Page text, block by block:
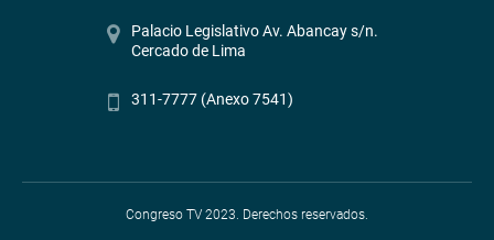
Palacio Legislativo Av. Abancay s/n.
Cercado de Lima
311-7777 (Anexo 7541)
Congreso TV 2023. Derechos reservados.